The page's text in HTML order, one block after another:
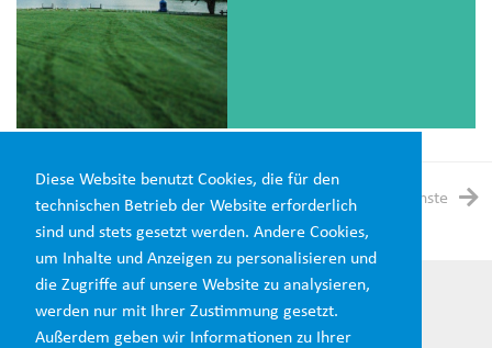
Diese Website benutzt Cookies, die für den
technischen Betrieb der Website erforderlich
sind und stets gesetzt werden. Andere Cookies,
um Inhalte und Anzeigen zu personalisieren und
die Zugriffe auf unsere Website zu analysieren,
werden nur mit Ihrer Zustimmung gesetzt.
Außerdem geben wir Informationen zu Ihrer
1 2 3 Nächste